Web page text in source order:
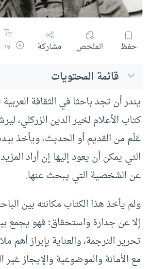
حفظ الملخص مشاركة زيادة16
قائمة المحتويات
يندر أن تجد باحثا في الثقافة
كتاب الأعلام لخير الدين الزركلي،
عَلَم من القديم أو الحديث، ويأخذ
التي يمكن أن يعود إليها إن أراد
عن الشخصية التي يبحث عنها.
ولم يأخذ هذا الكتاب مكانته بين
إلا عن جدارة واستحقاق؛ فهو يجمع
تحرير الترجمة، والعناية بإبراز أهم
مع الأمانة والموضوعية والإيجاز غير